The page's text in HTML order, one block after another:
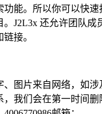
功能。所以你可以快速
。J2L3x 还允许团队成
接。
、图片来自网络，如
，我们会在第一时间删